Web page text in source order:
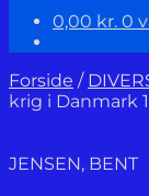
0,00 kr. 0
Forside /
krig i Danmark
JENSEN, BENT